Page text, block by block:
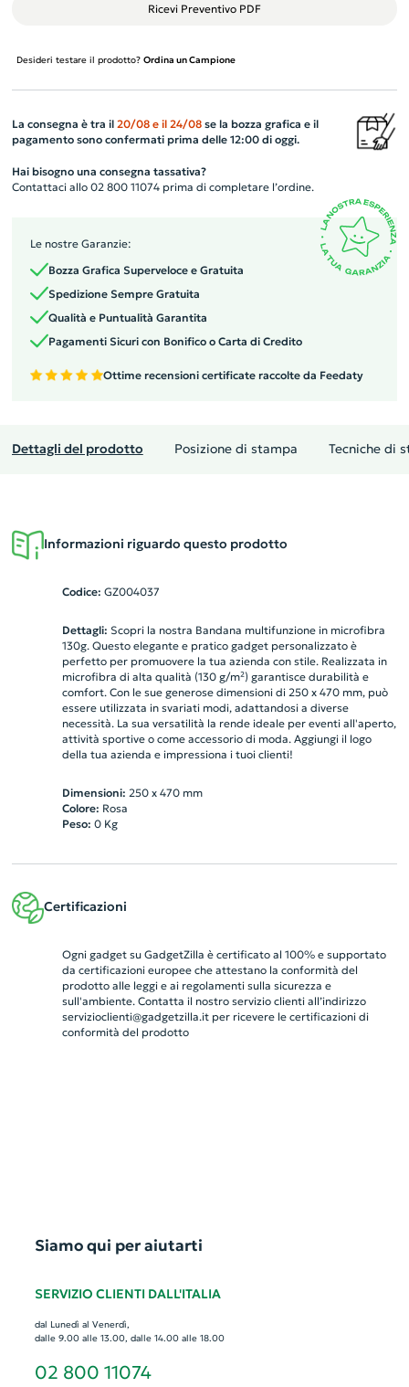
Ricevi Preventivo PDF
Desideri testare il prodotto? Ordina un Campione
La consegna è tra il 20/08 e il 24/08se la bozza grafica e il
pagamento sono confermati prima delle 12:00 di oggi.
Hai bisogno una consegna tassativa?
Contattaci allo 02 800 11074 prima di completare l’ordine.
Le nostre Garanzie:
Bozza Grafica Superveloce e Gratuita
Spedizione Sempre Gratuita
Qualità e Puntualità Garantita
Pagamenti Sicuri con Bonifico o Carta di Credito
Ottime recensioni certificate raccolte da Feedaty
Dettagli del prodotto Posizione di stampa Tecniche di
Informazioni riguardo questo prodotto
Codice: GZ004037
Dettagli: Scopri la nostra Bandana multifunzione in microfibra
130g. Questo elegante e pratico gadget personalizzato è
perfetto per promuovere la tua azienda con stile. Realizzata in
microfibra di alta qualità (130 g/m²) garantisce durabilità e
comfort. Con le sue generose dimensioni di 250 x 470 mm, può
essere utilizzata in svariati modi, adattandosi a diverse
necessità. La sua versatilità la rende ideale per eventi all'aperto,
attività sportive o come accessorio di moda. Aggiungi il logo
della tua azienda e impressiona i tuoi clienti!
Dimensioni: 250 x 470 mm
Colore: Rosa
Peso: 0Kg
Certificazioni
Ogni gadget su GadgetZilla è certificato al 100% e supportato
da certificazioni europee che attestano la conformità del
prodotto alle leggi e ai regolamenti sulla sicurezza e
sull'ambiente. Contatta il nostro servizio clienti all’indirizzo
servizioclienti@gadgetzilla.itper ricevere le certificazioni di
conformità del prodotto
Siamo qui per aiutarti
SERVIZIO CLIENTI DALL'ITALIA
dal Lunedì al Venerdì,
dalle 9.00 alle 13.00, dalle 14.00 alle 18.00
02 800 11074